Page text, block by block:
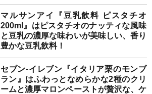
マルサンアイ『豆乳飲料 ピスタチオ
200ml』はピスタチオのナッティな風味
と豆乳の濃厚な味わいが美味しい、香り
豊かな豆乳飲料！
セブン-イレブン『イタリア栗のモンブ
ラン』はふわっとなめらかな2種のクリ
ームと濃厚マロンペーストが贅沢な、ケ